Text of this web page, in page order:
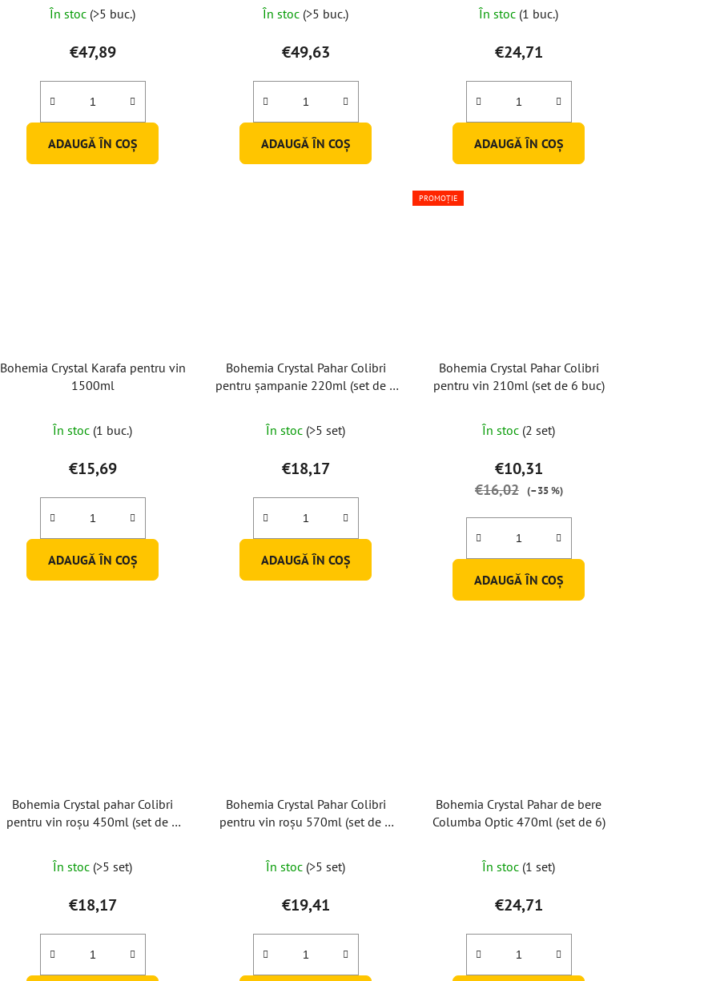
În stoc (>5 buc.)
€47,89
ADAUGĂ ÎN COŞ
medie
a
produsului
este
5,0
5
În stoc (>5 buc.)
€49,63
ADAUGĂ ÎN COŞ
În stoc (1 buc.)
€24,71
ADAUGĂ ÎN COŞ
Bohemia Crystal Karafa pentru vin
1500ml
În stoc (1 buc.)
€15,69
ADAUGĂ ÎN COŞ
Bohemia Crystal Pahar Colibri
pentru șampanie 220ml (set de 6
În stoc (>5 set)
€18,17
ADAUGĂ ÎN COŞ
PROMOȚIE
Bohemia Crystal Pahar Colibri
pentru vin 210ml (set de 6 buc)
În stoc (2 set)
€10,31
€16,02 (–35 %)
ADAUGĂ ÎN COŞ
Bohemia Crystal pahar Colibri
pentru vin roșu 450ml (set de 6
medie
a
produsului
este
5,0
În stoc (>5 set)
€18,17
Bohemia Crystal Pahar Colibri
pentru vin roșu 570ml (set de 6
În stoc (>5 set)
€19,41
Bohemia Crystal Pahar de bere
Columba Optic 470ml (set de 6)
În stoc (1 set)
€24,71